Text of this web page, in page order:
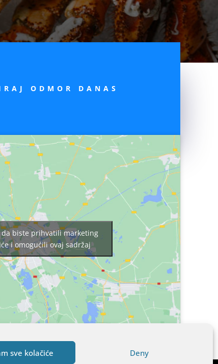
sve kolačiće Deny
ODMOR DANAS
da biste prihvatili marketing
i omogućili ovaj sadržaj